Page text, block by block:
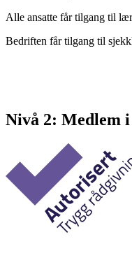
Alle ansatte får tilgang til
Bedriften får tilgang til
Nivå 2: Medlem